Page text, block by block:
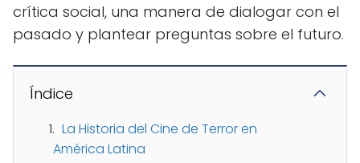
crítica social, una manera de dialogar con el
pasado y plantear preguntas sobre el futuro.
Índice
La Historia del Cine de Terror en
América Latina